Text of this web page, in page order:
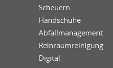
Scheuern
Handschuhe
Abfallmanagement
Reinraumreinigung
Digital